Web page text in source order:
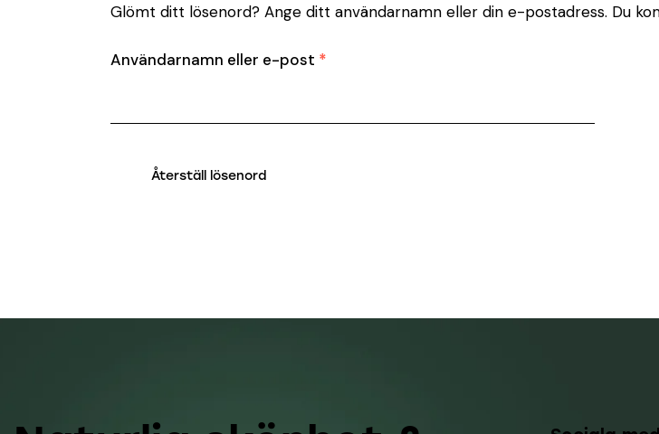
Glömt ditt lösenord? Ange ditt användarnamn eller din e-postadress. Du
Användarnamn eller e-post *
Återställ lösenord